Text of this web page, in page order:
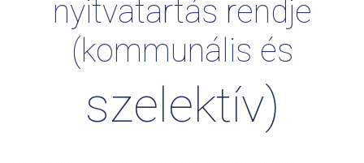
nyitvatartás rendje
(kommunális és
szelektív)